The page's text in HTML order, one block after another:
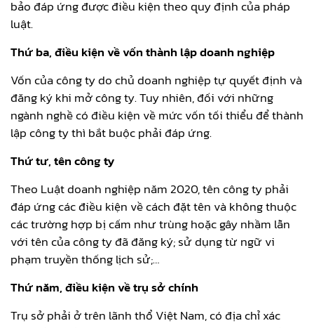
bảo đáp ứng được điều kiện theo quy định của pháp
luật.
Thứ ba, điều kiện về vốn thành lập doanh nghiệp
Vốn của công ty do chủ doanh nghiệp tự quyết định và
đăng ký khi mở công ty. Tuy nhiên, đối với những
ngành nghề có điều kiện về mức vốn tối thiểu để thành
lập công ty thì bắt buộc phải đáp ứng.
Thứ tư, tên công ty
Theo Luật doanh nghiệp năm 2020, tên công ty phải
đáp ứng các điều kiện về cách đặt tên và không thuộc
các trường hợp bị cấm như trùng hoặc gây nhầm lẫn
với tên của công ty đã đăng ký; sử dụng từ ngữ vi
phạm truyền thống lịch sử;…
Thứ năm, điều kiện về trụ sở chính
Trụ sở phải ở trên lãnh thổ Việt Nam, có địa chỉ xác